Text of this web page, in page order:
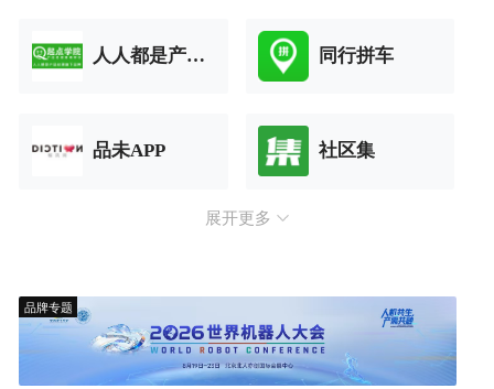
人人都是产品经理 同行拼车
品未APP 社区集
展开更多
品牌专题